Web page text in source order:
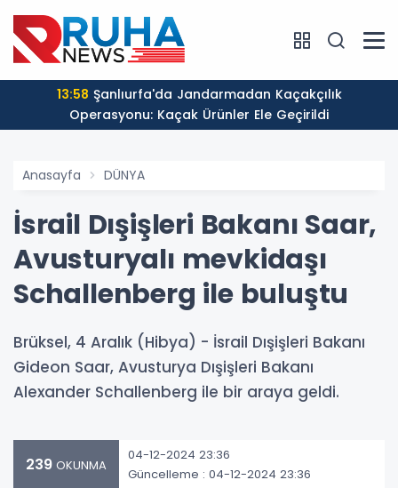
13:58
Operasyonu: Kaçak Ürünler Ele Geçirildi
Anasayfa DÜNYA
İsrail Dışişleri Bakanı Saar,
Avusturyalı mevkidaşı
Schallenberg ile buluştu
Brüksel, 4 Aralık (Hibya) - İsrail Dışişleri Bakanı
Gideon Saar, Avusturya Dışişleri Bakanı
Alexander Schallenberg ile bir araya geldi.
239 OKUNMA
04-12-2024 23:36
Güncelleme : 04-12-2024 23:36